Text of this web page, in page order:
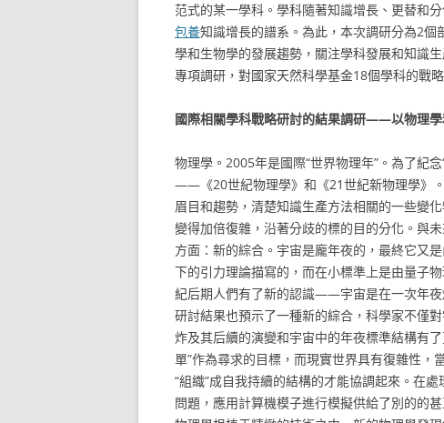
范式的某一學科。學科隨著知識增長、更替和
包養知識增長的譜系。為此，本次調研分為2
學和生物學的發展趨勢，關注學科發展和知識
專項調研，對國家天然科學基金18個學科的戰
國際相關學科戰略研討的結果調研——以物理
物理學。2005年是國際“世界物理年”。為了紀
——《20世紀物理學》和《21世紀新物理學》
眉目和趨勢，清楚知識生產方法相關的一些變
變得加倍復雜，沿著分歧的標的目的分化。與
方面：新的綜合。宇宙是龐年夜的，最終它又
下的引力理論描寫的，而在小標準上是由量子
紀后期人們有了新的認識——宇宙是在一次年
研討結果也預示了一種新的綜合，科學家不僅
炸及其后續的演變和宇宙中的年夜標準結構有
單”作為尋求的目標，而現實世界具有復雜性，
“組織”成自我持續的結構的才能協調起來。在
問題，應用計算機模子進行模擬供給了別的的